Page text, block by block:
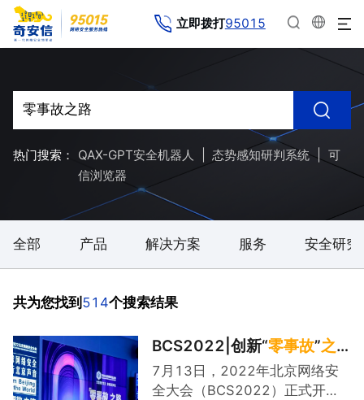
立即拨打95015
热门搜索： QAX-GPT安全机器人 态势感知研判系统 | 可
信浏览器
全部 产品 解决方案 服务 安全研究
共为您找到 514个搜索结果
BCS2022|创新“零事故”之
路：2022年北京网络安全大
会开幕
7月13日，2022年北京网络安
全大会（BCS2022）正式开